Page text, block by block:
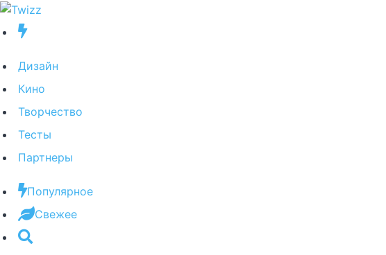
Дизайн
Кино
Творчество
Тесты
Партнеры
Популярное
Свежее